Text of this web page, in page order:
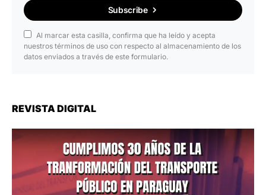
Subscribe
Al marcar esta casilla, confirma que ha leído y acepta
nuestros términos de uso con respecto al almacenamiento de los
datos enviados a través de este formulario.
REVISTA DIGITAL